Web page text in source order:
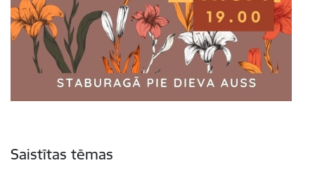
Saistītas tēmas